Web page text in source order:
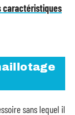
caractéristiques
sans lequel il